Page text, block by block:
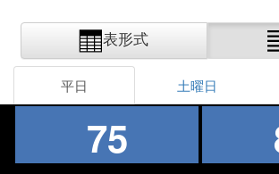
表形式
平日 土曜日
75